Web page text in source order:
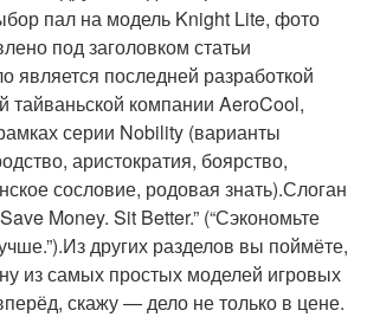
пал на модель Knight Lite, фото
под заголовком статьи
является последней разработкой
тайваньской компании AeroCool,
серии Nobility (варианты
аристократия, боярство,
сословие, родовая знать).Слоган
Money. Sit Better.” (“Сэкономьте
других разделов вы поймёте,
из самых простых моделей игровых
скажу — дело не только в цене.